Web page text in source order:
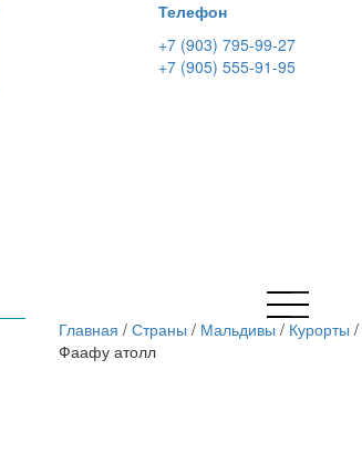
Телефон
+7 (903) 795-99-27
+7 (905) 555-91-95
Главная / Страны / Мальдивы / Курорты /
Фаафу атолл